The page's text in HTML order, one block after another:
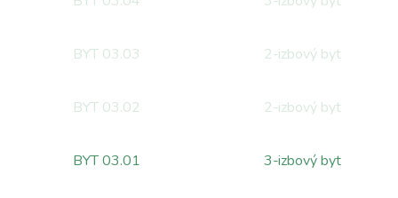
BYT 03.03 2-izbový byt
BYT 03.02 2-izbový byt
BYT 03.01 3-izbový byt